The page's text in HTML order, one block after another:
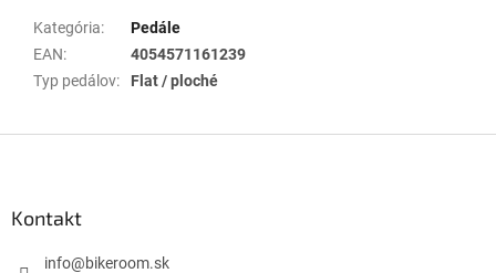
Kategória:
Pedále
EAN:
4054571161239
Typ pedálov: Flat / ploché
Kontakt
info@bikeroom.sk